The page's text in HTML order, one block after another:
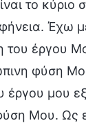
το κύριο
Έχω
του έργου
φύση
έργου μου
Μου. Ως